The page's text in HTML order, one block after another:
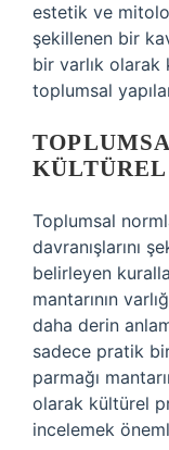
estetik ve
şekillenen bir
bir varlık olarak
toplumsal
Toplumsal
davranışlarını
belirleyen
mantarının
daha derin
sadece pratik
parmağı
olarak kültürel
incelemek